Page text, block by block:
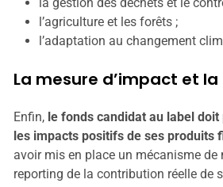
l’agriculture et les forêts ;
l’adaptation au changement
La mesure d’impact et
Enfin, le fonds candidat au label
les impacts positifs de ses produits
avoir mis en place un mécanisme de
reporting de la contribution réelle de